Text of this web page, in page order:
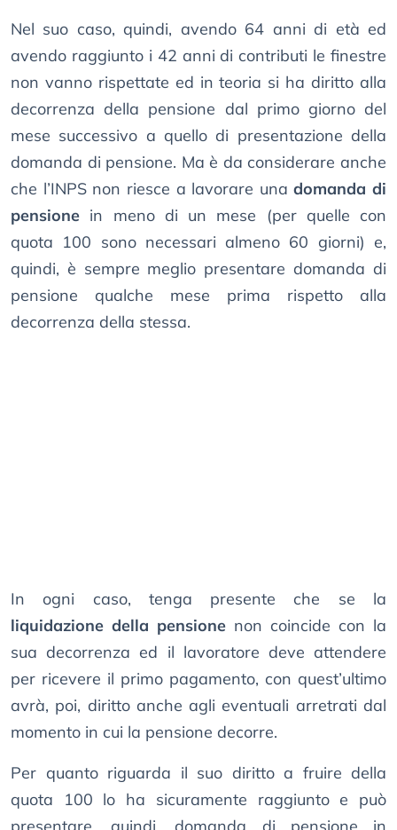
Nel suo caso, quindi, avendo 64 anni di età ed
avendo raggiunto i 42 anni di contributi le finestre
non vanno rispettate ed in teoria si ha diritto alla
decorrenza della pensione dal primo giorno del
mese successivo a quello di presentazione della
domanda di pensione. Ma è da considerare anche
che l’INPS non riesce a lavorare unadomanda di
pensione in meno di un mese (per quelle con
quota 100 sono necessari almeno 60 giorni) e,
quindi, è sempre meglio presentare domanda di
pensione qualche mese prima rispetto alla
decorrenza della stessa.
In ogni caso, tenga presente che se la
liquidazione della pensione non coincide con la
sua decorrenza ed il lavoratore deve attendere
per ricevere il primo pagamento, con quest’ultimo
avrà, poi, diritto anche agli eventuali arretrati dal
momento in cui la pensione decorre.
Per quanto riguarda il suo diritto a fruire della
quota 100 lo ha sicuramente raggiunto e può